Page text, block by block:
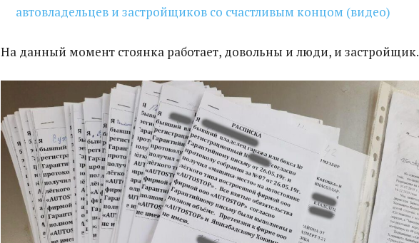
автовладельцев и застройщиков со счастливым концом (видео)
На данный момент стоянка работает, довольны и люди, и застройщик.